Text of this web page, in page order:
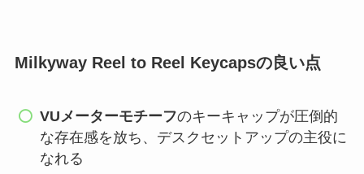
Milkyway Reel to Reel Keycapsの良い点
VUメーターモチーフのキーキャップが圧倒的
な存在感を放ち、デスクセットアップの主役に
なれる